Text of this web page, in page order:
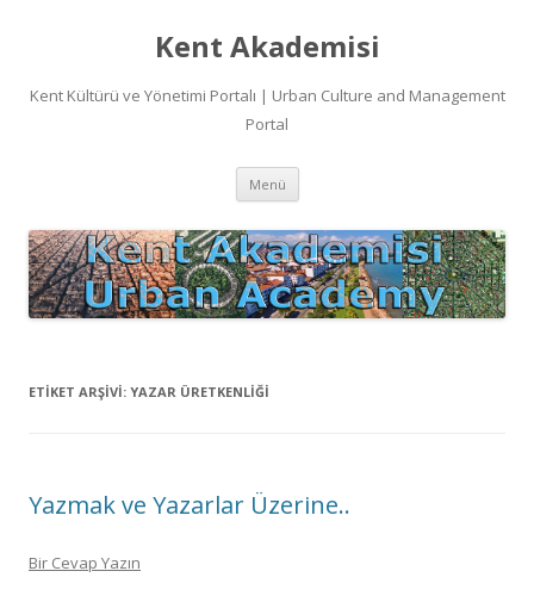
Kent Akademisi
Kent Kültürü ve Yönetimi Portalı | Urban Culture and Management
Portal
Menü İçeriğe
ETIKET ARŞIVI: YAZAR ÜRETKENLIĞI
Yazmak ve Yazarlar Üzerine..
Bir Cevap Yazın